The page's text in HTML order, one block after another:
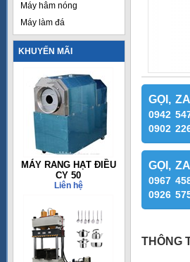
Máy hâm nóng
Máy làm đá
KHUYẾN MÃI
MÁY RANG HẠT ĐIỀU
CY 50
Liên hệ
GỌI,
0942
0902
GỌI,
0967
0926
THÔNG